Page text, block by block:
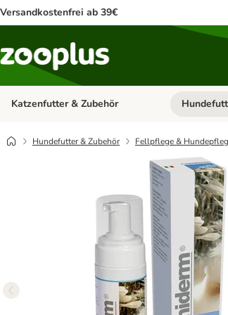
Versandkostenfrei ab 39€
Katzenfutter & Zubehör Kategorie-
Hundefutter & Zubehör Fellpflege &